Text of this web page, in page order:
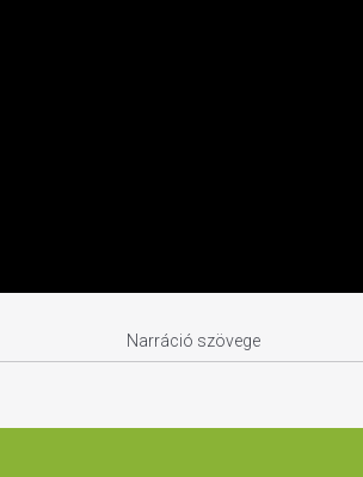
Narráció szövege